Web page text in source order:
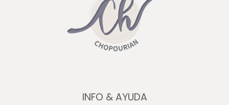
INFO & AYUDA